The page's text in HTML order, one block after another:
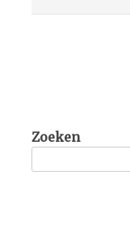
Zoeken